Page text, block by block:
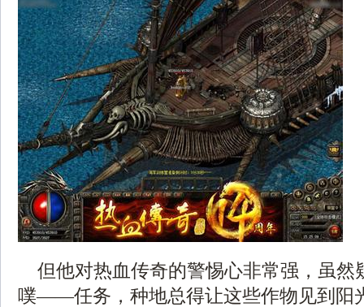
但他对热血传奇的警惕心非常强，虽然
噗——任务，种地总得让这些作物见到阳